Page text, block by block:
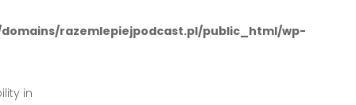
razemlepiejpodcast.pl/public_html/wp-
in